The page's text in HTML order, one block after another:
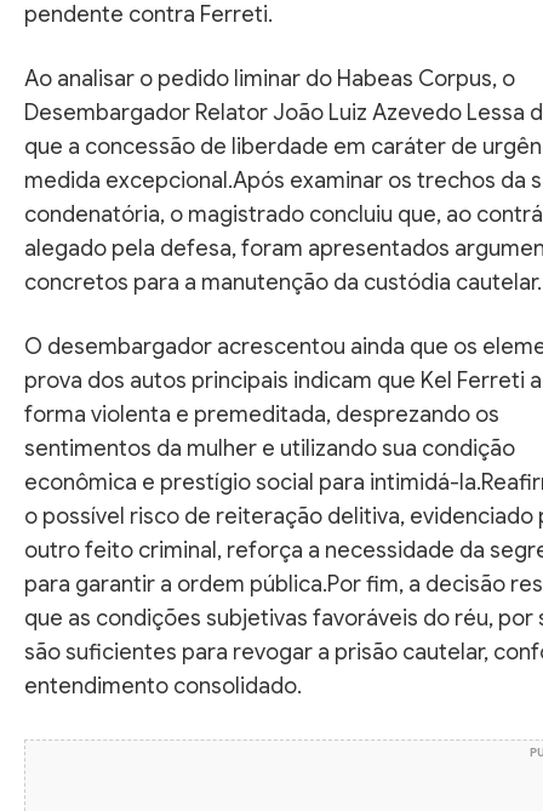
pendente contra Ferreti.
Ao analisar o pedido liminar do Habeas Corpus, o
Desembargador Relator João Luiz Azevedo Lessa
que a concessão de liberdade em caráter de
medida excepcional.Após examinar os trechos da
condenatória, o magistrado concluiu que, ao
alegado pela defesa, foram apresentados
concretos para a manutenção da custódia cautelar.
O desembargador acrescentou ainda que os
prova dos autos principais indicam que Kel Ferreti
forma violenta e premeditada, desprezando os
sentimentos da mulher e utilizando sua condição
econômica e prestígio social para intimidá-
o possível risco de reiteração delitiva, evidenciado
outro feito criminal, reforça a necessidade da
para garantir a ordem pública.Por fim, a decisão
que as condições subjetivas favoráveis do réu, por
são suficientes para revogar a prisão cautelar,
entendimento consolidado.